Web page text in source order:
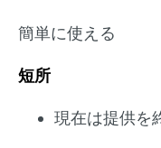
簡単に使える
短所
現在は提供を